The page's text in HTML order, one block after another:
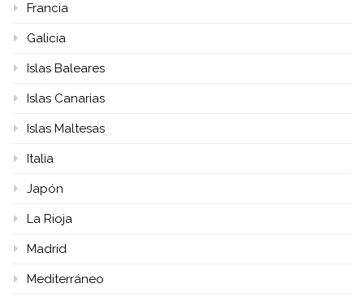
Francia
Galicia
Islas Baleares
Islas Canarias
Islas Maltesas
Italia
Japón
La Rioja
Madrid
Mediterráneo